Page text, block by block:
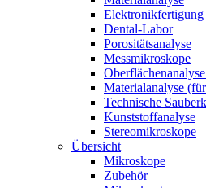
Elektronikfertigung
Dental-Labor
Porositätsanalyse
Messmikroskope
Materialanalyse
Technische
Kunststoffanalyse
Stereomikroskope
Übersicht
Mikroskope
Zubehör